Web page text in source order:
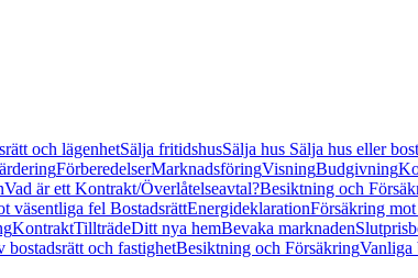
och lägenhetSälja fritidshusSälja hus Sälja hus eller
FörberedelserMarknadsföringVisningBudgivning
Vad är ett Kontrakt/Överlåtelseavtal?Besiktning och
väsentliga fel BostadsrättEnergideklarationFörsäkring
KontraktTillträdeDitt nya hemBevaka marknaden
bostadsrätt och fastighetBesiktning och FörsäkringVanliga